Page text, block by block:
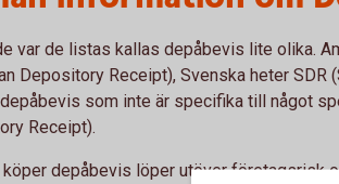
var de listas kallas depåbevis lite olika.
Depository Receipt), Svenska heter
som inte är specifika till något
Receipt).
depåbevis löper utöver företagsrisk